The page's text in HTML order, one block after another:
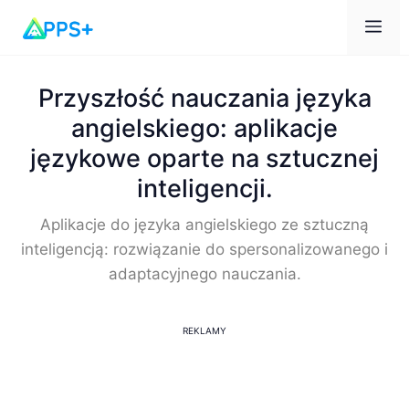
Przyszłość nauczania języka
angielskiego: aplikacje
językowe oparte na sztucznej
inteligencji.
Aplikacje do języka angielskiego ze sztuczną
inteligencją: rozwiązanie do spersonalizowanego i
adaptacyjnego nauczania.
REKLAMY